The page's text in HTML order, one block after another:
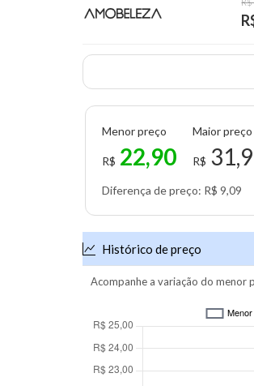
Menor preço
R$ 22,90
Maior preço
R$
Diferença de preço: R$ 9,09
Histórico de preço
Acompanhe a variação do menor